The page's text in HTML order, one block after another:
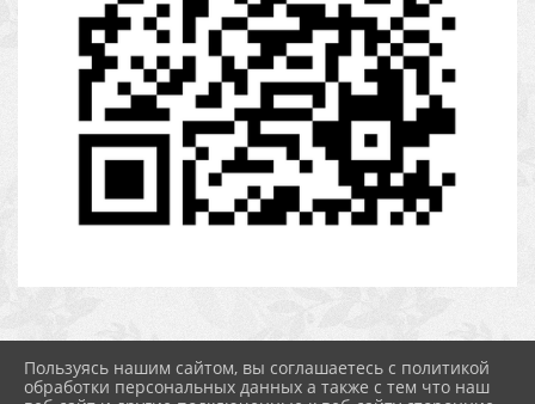
Пользуясь нашим сайтом, вы соглашаетесь с политикой
обработки персональных данных а также с тем что наш